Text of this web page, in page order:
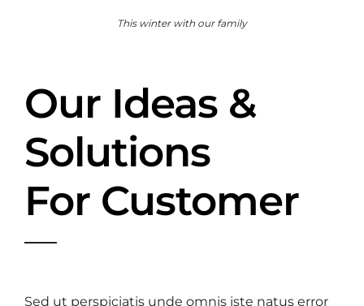
This winter with our family
Our Ideas &
Solutions
For Customer
Sed ut perspiciatis unde omnis iste natus error